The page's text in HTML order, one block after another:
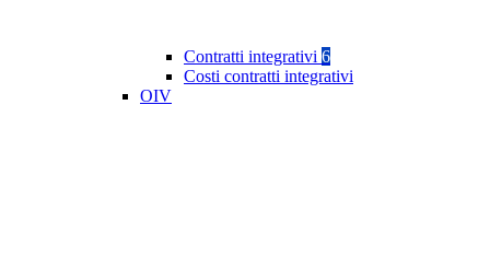
Contratti integrativi 6
Costi contratti integrativi
OIV